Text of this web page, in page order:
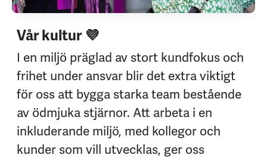
Vår kultur 💜
I en miljö präglad av stort kundfokus och
frihet under ansvar blir det extra viktigt
för oss att bygga starka team bestående
av ödmjuka stjärnor. Att arbeta i en
inkluderande miljö, med kollegor och
kunder som vill utvecklas, ger oss